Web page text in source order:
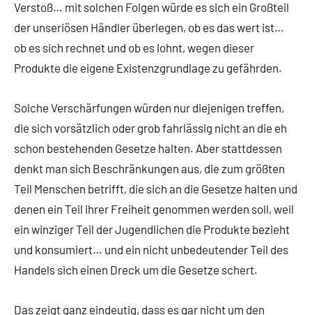
Verstoß… mit solchen Folgen würde es sich ein Großteil
der unseriösen Händler überlegen, ob es das wert ist…
ob es sich rechnet und ob es lohnt, wegen dieser
Produkte die eigene Existenzgrundlage zu gefährden.
Solche Verschärfungen würden nur diejenigen treffen,
die sich vorsätzlich oder grob fahrlässig nicht an die eh
schon bestehenden Gesetze halten. Aber stattdessen
denkt man sich Beschränkungen aus, die zum größten
Teil Menschen betrifft, die sich an die Gesetze halten und
denen ein Teil ihrer Freiheit genommen werden soll, weil
ein winziger Teil der Jugendlichen die Produkte bezieht
und konsumiert… und ein nicht unbedeutender Teil des
Handels sich einen Dreck um die Gesetze schert.
Das zeigt ganz eindeutig, dass es gar nicht um den